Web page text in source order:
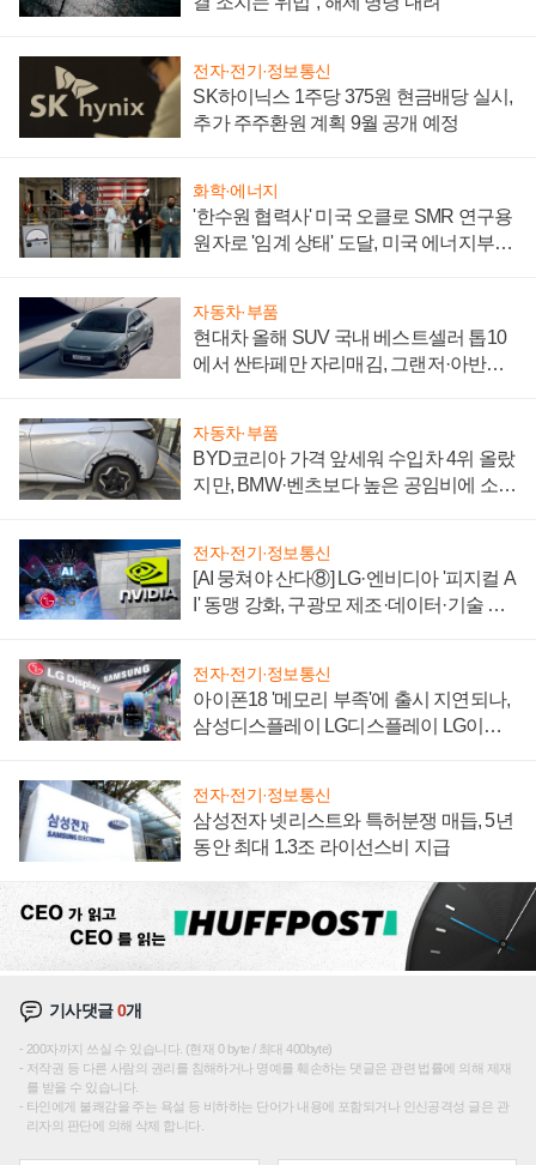
전자·전기·정보통신
SK하이닉스 1주당 375원 현금배당 실시,
추가 주주환원 계획 9월 공개 예정
화학·에너지
'한수원 협력사' 미국 오클로 SMR 연구용
원자로 '임계 상태' 도달, 미국 에너지부
자동차·부품
현대차 올해 SUV 국내 베스트셀러 톱10
에서 싼타페만 자리매김, 그랜저·아반떼
자동차·부품
BYD코리아 가격 앞세워 수입차 4위 올랐
지만, BMW·벤츠보다 높은 공임비에 소비
전자·전기·정보통신
[AI 뭉쳐야 산다⑧] LG·엔비디아 '피지컬 A
I' 동맹 강화, 구광모 제조·데이터·기술 결
전자·전기·정보통신
아이폰18 '메모리 부족'에 출시 지연되나,
삼성디스플레이 LG디스플레이 LG이노
전자·전기·정보통신
삼성전자 넷리스트와 특허분쟁 매듭, 5년
동안 최대 1.3조 라이선스비 지급
기사댓글0개
200자까지 쓰실 수 있습니다. (현재 0 byte / 최대 400byte)
저작권 등 다른 사람의 권리를 침해하거나 명예를 훼손하는 댓글은 관련 법률에 의해 제재
를 받을 수 있습니다.
타인에게 불쾌감을 주는 욕설 등 비하하는 단어가 내용에 포함되거나 인신공격성 글은 관
리자의 판단에 의해 삭제 합니다.